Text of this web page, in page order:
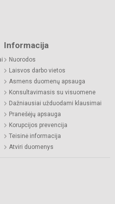
Informacija
Nuorodos
Laisvos darbo vietos
Asmens duomenų apsauga
Konsultavimasis su visuomene
Dažniausiai užduodami klausimai
Pranešėjų apsauga
Korupcijos prevencija
Teisinė informacija
Atviri duomenys